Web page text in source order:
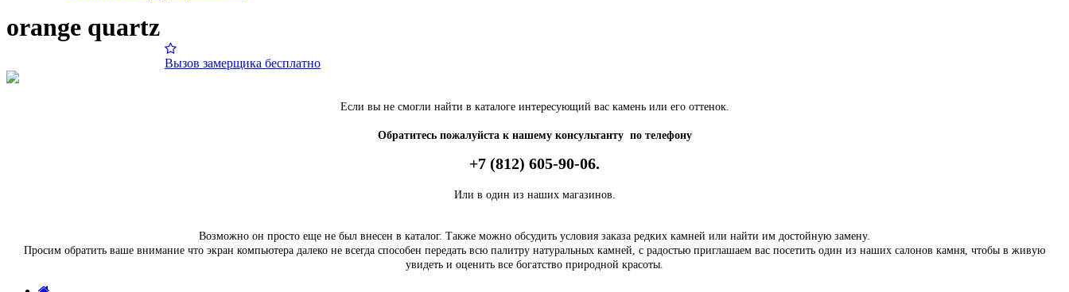
orange quartz
Вызов замерщика бесплатно
Если вы не смогли найти в каталоге интересующий вас камень или его оттенок.
Обратитесь пожалуйста к нашему консультанту по телефону
+7 (812) 605-90-06.
Или в один из наших магазинов.
Возможно он просто еще не был внесен в каталог. Также можно обсудить условия заказа редких камней или найти им достойную замену.
Просим обратить ваше внимание что экран компьютера далеко не всегда способен передать всю палитру натуральных камней, с радостью приглашаем вас посетить один из наших салонов камня, чтобы в живую
увидеть и оценить все богатство природной красоты.